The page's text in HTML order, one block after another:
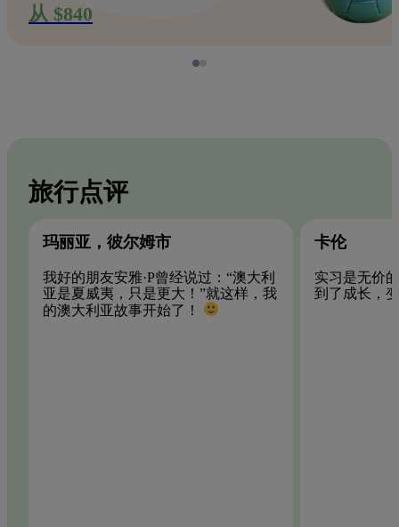
从 $840
旅行点评
玛丽亚，彼尔姆市
我好的朋友安雅·P曾经说过：“澳大利
亚是夏威夷，只是更大！”就这样，我
的澳大利亚故事开始了！
卡伦
实习是无价
到了成长，